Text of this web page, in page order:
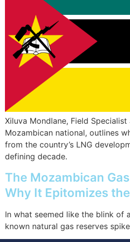
Xiluva Mondlane, Field
Mozambican national, outlines
from the country’s LNG
defining decade.
The Mozambican
Why It Epitomizes
In what seemed like the blink of
known natural gas reserves